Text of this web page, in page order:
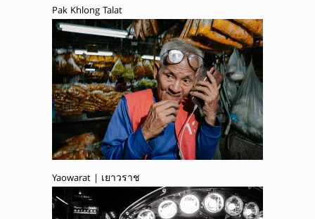
Pak Khlong Talat
Yaowarat | เยาวราช